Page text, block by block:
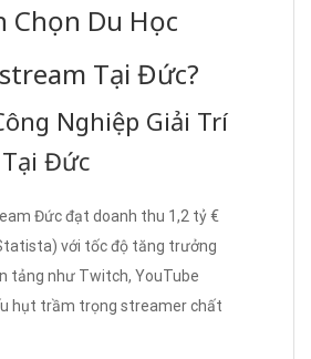
Chọn Du Học
Tại Đức?
Nghiệp Giải Trí
Tại Đức
Đức đạt doanh thu 1,2 tỷ €
với tốc độ tăng trưởng
tảng như Twitch, YouTube
hụt trầm trọng streamer chất